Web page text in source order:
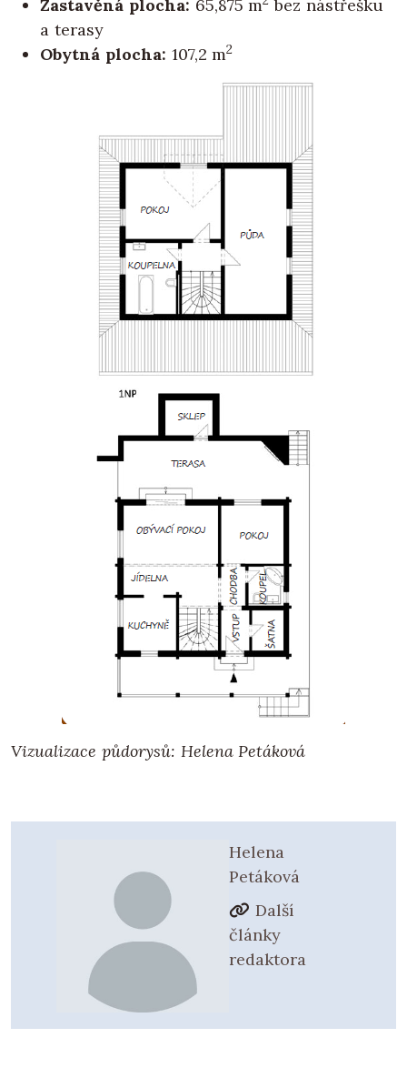
Zastavěná plocha: 65,875 m bez nástřešku
a terasy
Obytná plocha: 107,2 m2
Vizualizace půdorysů: Helena Petáková
Helena
Petáková
Další
články
redaktora